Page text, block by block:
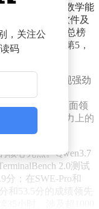
分领域中，其数学能
家级应用、软件及
预览版在视觉总榜
力跃升至全球第5，
系列同样展现强劲
K2.6、智谱
在多项测试中全面领
模型在基础能力上的
性优势。
核心亮点。Qwen3.7
2.0测试
分；在SWE-Pro和
和53.5分的成绩领先
，关注公
码